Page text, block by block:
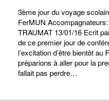
3ème jour du voyage
FerMUN
TRAUMAT 13/01/16 Ecrit
de ce premier jour de
l’excitation d’être bientôt
préparions à aller pour la
fallait pas perdre…